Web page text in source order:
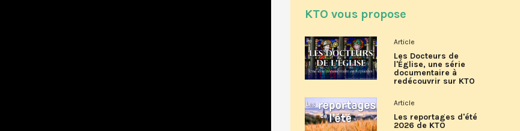
KTO vous propose
Article
Les Docteurs de
l'Église, une série
documentaire à
redécouvrir sur KTO
Article
Les reportages d'été
2026 de KTO